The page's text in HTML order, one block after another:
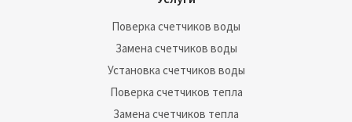
Поверка счетчиков воды
Замена счетчиков воды
Установка счетчиков воды
Поверка счетчиков тепла
Замена счетчиков тепла